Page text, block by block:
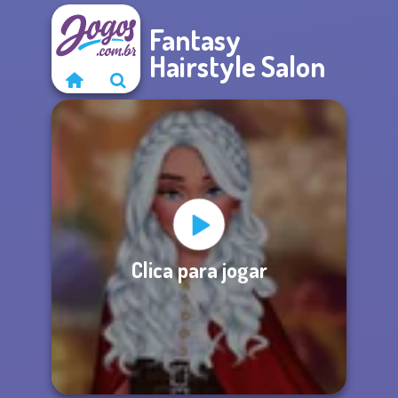
Fantasy
Hairstyle Salon
Clica para jogar